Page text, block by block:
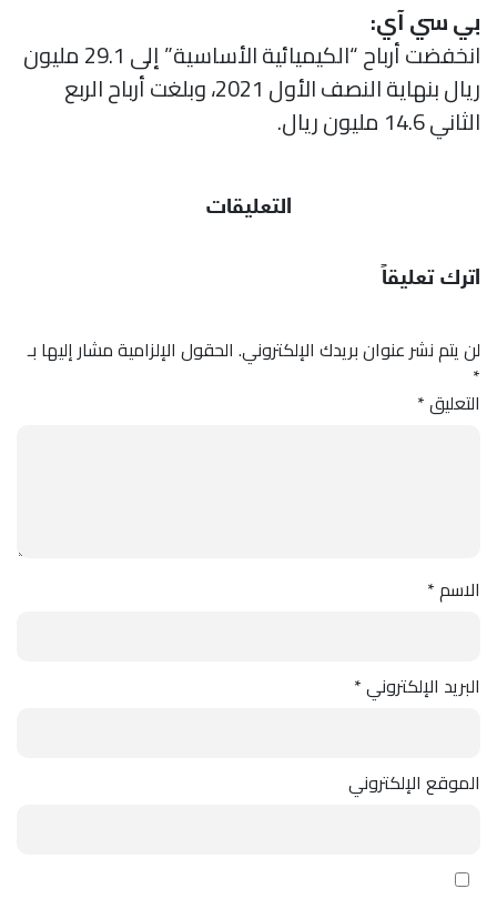
بي سي آي:
انخفضت أرباح “الكيميائية الأساسية” إلى 29.1 مليون
ريال بنهاية النصف الأول 2021، وبلغت أرباح الربع
الثاني 14.6 مليون ريال.
التعليقات
اترك تعليقاً
لن يتم نشر عنوان بريدك الإلكتروني. الحقول الإلزامية مشار إليها بـ
*
التعليق*
الاسم*
البريد الإلكتروني*
الموقع الإلكتروني